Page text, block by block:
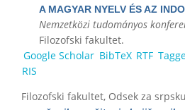
A MAGYAR NYELV ÉS AZ
Nemzetközi tudományos
Filozofski fakultet.
Google Scholar BibTeX RTF
RIS
Filozofski fakultet, Odsek za